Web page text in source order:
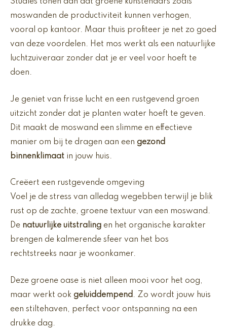
moswanden de productiviteit kunnen verhogen,
vooral op kantoor. Maar thuis profiteer je net zo goed
van deze voordelen. Het mos werkt als een natuurlijke
luchtzuiveraar zonder dat je er veel voor hoeft te
doen.
Je geniet van frisse lucht en een rustgevend groen
uitzicht zonder dat je planten water hoeft te geven.
Dit maakt de moswand een slimme en effectieve
manier om bij te dragen aan een gezond
binnenklimaat in jouw huis.
Creëert een rustgevende omgeving
Voel je de stress van alledag wegebben terwijl je blik
rust op de zachte, groene textuur van een moswand.
De natuurlijke uitstraling en het organische karakter
brengen de kalmerende sfeer van het bos
rechtstreeks naar je woonkamer.
Deze groene oase is niet alleen mooi voor het oog,
maar werkt ook geluiddempend . Zo wordt jouw huis
een stiltehaven, perfect voor ontspanning na een
drukke dag.